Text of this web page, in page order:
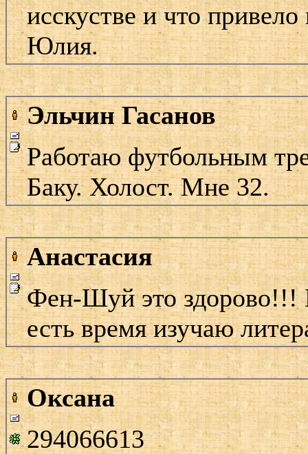
исскустве и что
Юлия.
Эльчин Гасанов
Работаю футбольным
Баку. Холост. Мне 32.
Анастасия
Фен-Шуй это здорово!!!
есть время изучаю
Оксана
294066613